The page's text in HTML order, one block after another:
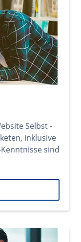
Selbst -
inklusive
sind